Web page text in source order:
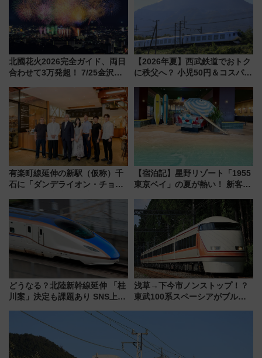
北國花火2026完全ガイド、両日
合わせて3万発超！ 7/25金沢大
会の日程・アクセス・観覧席ま
とめ（石川県）
【2026年夏】西武鉄道でおトク
に秩父へ？ 小児50円＆コスパ最
族旅行！ 深夜の正丸トンネル探
検や特急ラビューも
有楽町線延伸の新駅（仮称）千
石に「ダンデライオン・チョコ
1億円出資で挑む新時代のまちづ
くりとは？
【宿泊記】星野リゾート「1955
東京ベイ」の夏が熱い！ 新客室
メリカングルメ＆絶品スイーツ
を満喫（千葉県浦安市）
どうなる？北陸新幹線延伸 「桂
川案」決定も課題あり SNS上の
浅草→下今市ノンストップ！？
東武100系スペーシアがブルー
時刻や特急券の買い方を紹介